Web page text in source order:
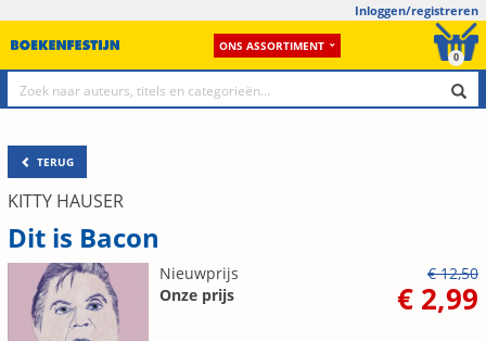
Inloggen/registreren
ONS ASSORTIMENT
0
TERUG
KITTY HAUSER
Dit is Bacon
Nieuwprijs
€ 12,50
Onze prijs
€ 2,99